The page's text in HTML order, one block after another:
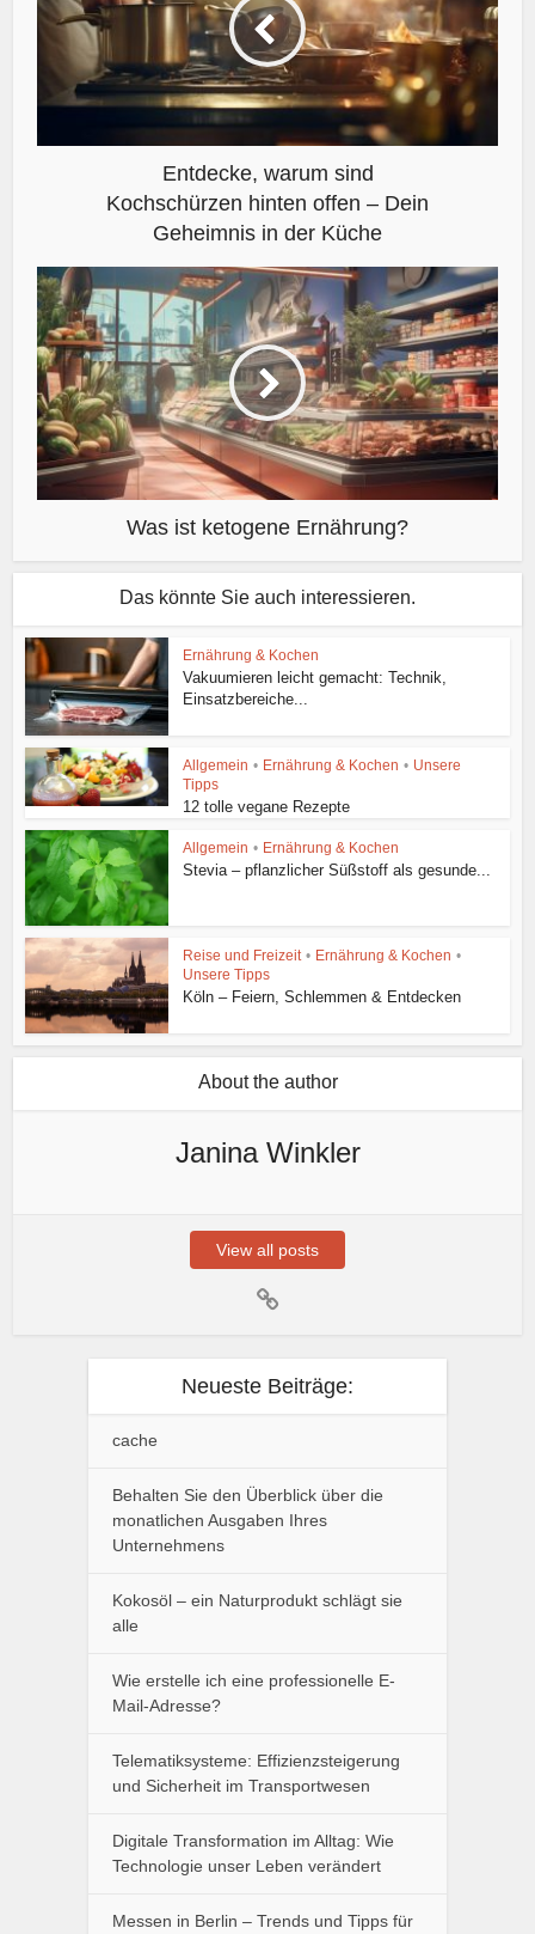
Entdecke, warum sind
Kochschürzen hinten offen – Dein
Geheimnis in der Küche
Was ist ketogene Ernährung?
Das könnte Sie auch interessieren.
Ernährung & Kochen
Vakuumieren leicht gemacht: Technik,
Einsatzbereiche...
Allgemein • Ernährung & Kochen • Unsere
Tipps
12 tolle vegane Rezepte
Allgemein • Ernährung & Kochen
Stevia – pflanzlicher Süßstoff als gesunde...
Reise und Freizeit • Ernährung & Kochen •
Unsere Tipps
Köln – Feiern, Schlemmen & Entdecken
About the author
Janina Winkler
View all posts
Neueste Beiträge:
cache
Behalten Sie den Überblick über die
monatlichen Ausgaben Ihres
Unternehmens
Kokosöl – ein Naturprodukt schlägt sie
alle
Wie erstelle ich eine professionelle E-
Mail-Adresse?
Telematiksysteme: Effizienzsteigerung
und Sicherheit im Transportwesen
Digitale Transformation im Alltag: Wie
Technologie unser Leben verändert
Messen in Berlin – Trends und Tipps für